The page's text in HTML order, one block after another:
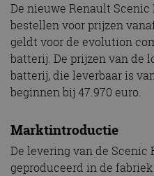
De nieuwe Renault
bestellen voor prijzen
geldt voor de evolution
batterij. De prijzen van de
batterij, die leverbaar is
beginnen bij 47.970 euro.
Marktintroductie
De levering van de Scenic
geproduceerd in de